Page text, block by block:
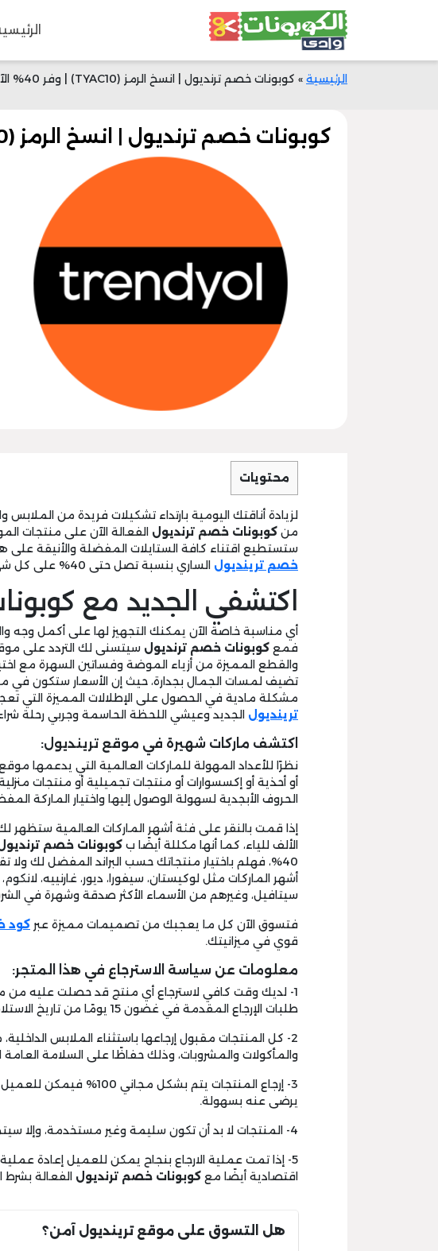
الرئيسية » كوبونات خصم ترنديول | انسخ الرمز (TYAC10) | وفر 40% الآن
كوبونات خصم ترنديول | انسخ الرمز (TYAC10) | وفر 40% الآن
محتويات
لزيادة أناقتك اليومية بارتداء تشكيلات فريدة من الملابس
من كوبونات خصم ترنديول الفعالة الآن على منتجات
ستستطيع اقتناء كافة الستايلات المفضلة والأنيقة على
خصم ترينديول الساري بنسبة تصل حتى 40% على كل شيء.
اكتشفي الجديد مع
أي مناسبة خاصة الآن يمكنك التجهيز لها على أكمل وجه
فمع كوبونات خصم ترنديول سيتسنى لك التردد على
والقطع المميزة من أزياء الموضة وفساتين السهرة مع
تضيف لمسات الجمال بجدارة، حيث إن الأسعار ستكون في
مشكلة مادية في الحصول على الإطلالات المميزة التي
ترينديول الجديد وعيشي اللحظة الحاسمة وجربي رحلة
اكتشف ماركات شهيرة في موقع ترينديول:
نظرًا للأعداد المهولة للماركات العالمية التي يدعمها
أو أحذية أو إكسسوارات أو منتجات تجميلية أو منتجات
الحروف الأبجدية لسهولة الوصول إليها واختيار الماركة
إذا قمت بالنقر على فئة أشهر الماركات العالمية ستظهر
الألف للياء، كما أنها مكللة أيضًا ب كوبونات خصم
40%، فهلم باختيار منتجاتك حسب البراند المفضل لك
أشهر الماركات مثل لوكيستان، سيفورا، ديور، غارنييه، لانكوم،
سيتافيل، وغيرهم من الأسماء الأكثر صدقة وشهرة في
فتسوق الآن كل ما يعجبك من تصميمات مميزة عبر كود
قوي في ميزانيتك.
معلومات عن سياسة الاسترجاع في هذا المتجر:
1- لديك وقت كافي لاسترجاع أي منتج قد حصلت عليه من
طلبات الإرجاع المقدمة في غضون 15 يومًا من تاريخ الاستلام.
2- كل المنتجات مقبول إرجاعها باستثناء الملابس
والمأكولات والمشروبات، وذلك حفاظًا على السلامة العامة
3- إرجاع المنتجات يتم بشكل
يرضى عنه بسهولة.
4- المنتجات لا بد أن تكون سليمة وغير مستخدمة، وإلا سيتم رفض إرجاعها إلى المتجر مرة أخرى.
5- إذا تمت عملية الارجاع بنجاح يمكن للعميل إعادة
اقتصادية أيضًا مع كوبونات خصم ترنديول الفعالة
هل التسوق على موقع ترينديول آمن؟